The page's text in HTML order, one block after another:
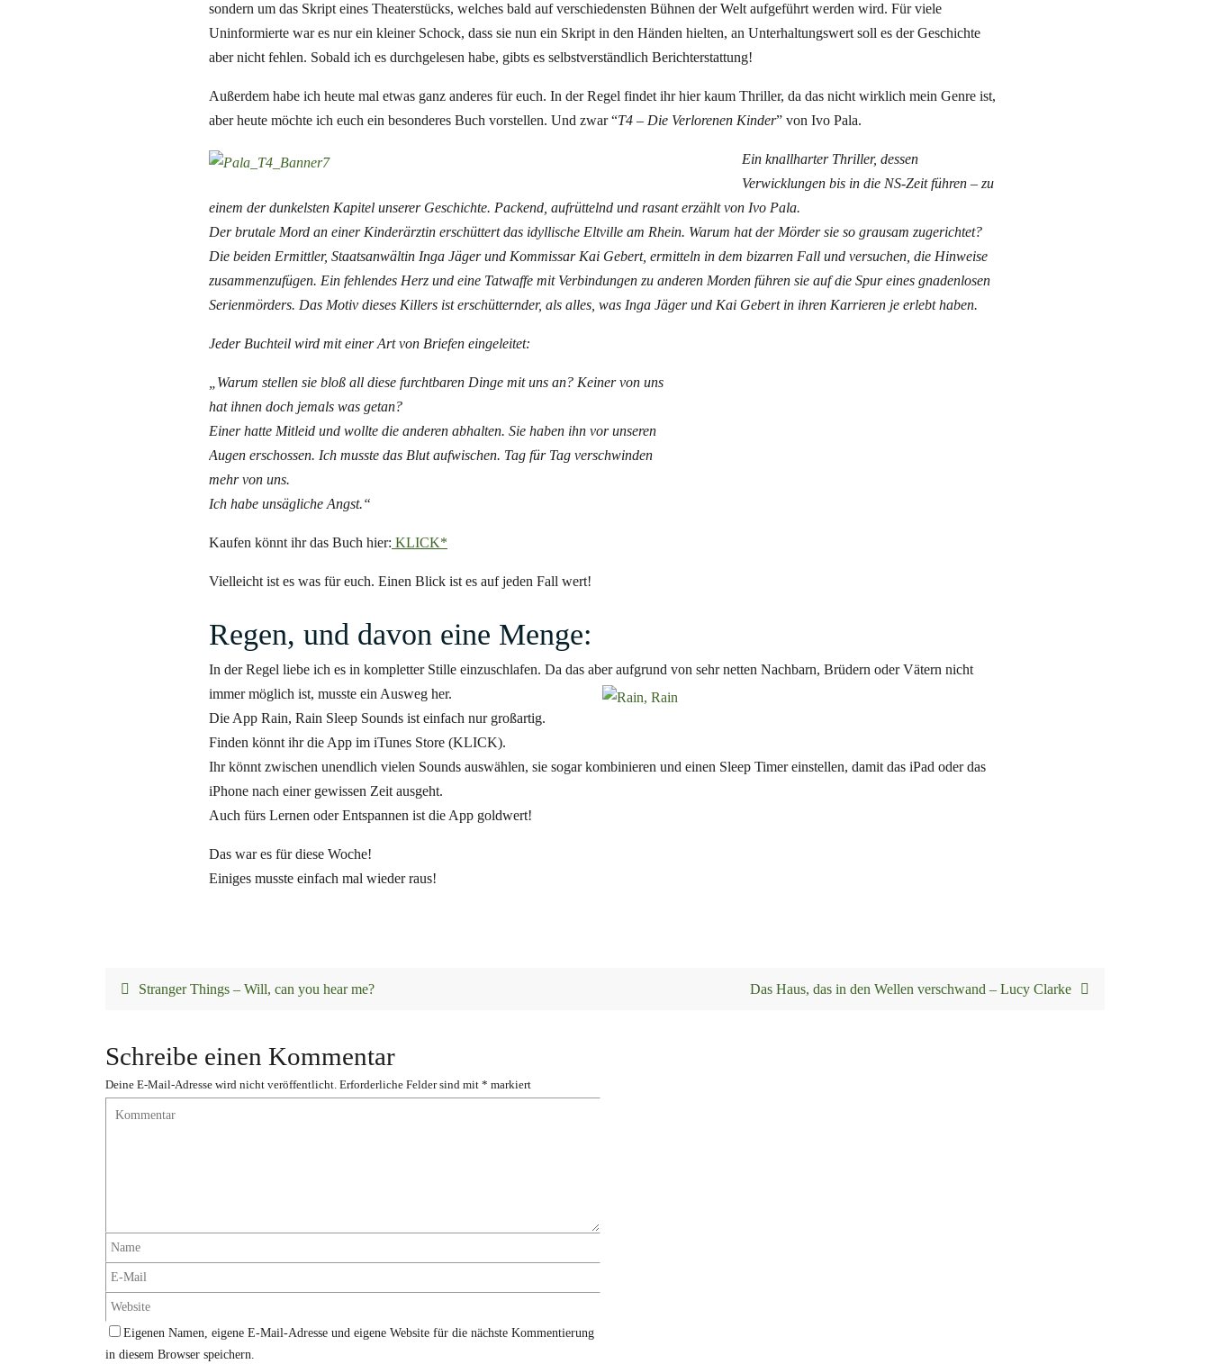
sondern um das Skript eines Theaterstücks, welches bald auf verschiedensten Bühnen der Welt aufgeführt werden wird. Für viele
Uninformierte war es nur ein kleiner Schock, dass sie nun ein Skript in den Händen hielten, an Unterhaltungswert soll es der Geschichte
aber nicht fehlen. Sobald ich es durchgelesen habe, gibts es selbstverständlich Berichterstattung!
Außerdem habe ich heute mal etwas ganz anderes für euch. In der Regel findet ihr hier kaum Thriller, da das nicht wirklich mein Genre ist,
aber heute möchte ich euch ein besonderes Buch vorstellen. Und zwar “T4 – Die Verlorenen Kinder” von Ivo Pala.
Ein knallharter Thriller, dessen
Verwicklungen bis in die NS-Zeit führen – zu
einem der dunkelsten Kapitel unserer Geschichte. Packend, aufrüttelnd und rasant erzählt von Ivo Pala.
Der brutale Mord an einer Kinderärztin erschüttert das idyllische Eltville am Rhein. Warum hat der Mörder sie so grausam zugerichtet?
Die beiden Ermittler, Staatsanwältin Inga Jäger und Kommissar Kai Gebert, ermitteln in dem bizarren Fall und versuchen, die Hinweise
zusammenzufügen. Ein fehlendes Herz und eine Tatwaffe mit Verbindungen zu anderen Morden führen sie auf die Spur eines gnadenlosen
Serienmörders. Das Motiv dieses Killers ist erschütternder, als alles, was Inga Jäger und Kai Gebertin ihren Karrieren je erlebt haben.
Jeder Buchteil wird mit einer Art von Briefen eingeleitet:
„Warum stellen sie bloß all diese furchtbaren Dinge mit uns an? Keiner von uns
hat ihnen doch jemals was getan?
Einer hatte Mitleid und wollte die anderen abhalten. Sie haben ihn vor unseren
Augen erschossen. Ich musste das Blut aufwischen. Tag für Tag verschwinden
mehr von uns.
Ich habe unsägliche Angst.“
Kaufen könnt ihr das Buch hier: KLICK*
Vielleicht ist es was für euch. Einen Blick ist es auf jeden Fall wert!
Regen, und davon eine Menge:
In der Regel liebe ich es in kompletter Stille einzuschlafen. Da das aber aufgrund von sehr netten Nachbarn, Brüdern oder Vätern nicht
immer möglich ist, musste ein Ausweg her.
Die App Rain, Rain Sleep Sounds ist einfach nur großartig.
Finden könnt ihr die App im iTunes Store (KLICK).
Ihr könnt zwischen unendlich vielen Sounds auswählen, sie sogar kombinieren und einen Sleep Timereinstellen, damit das iPad oder das
iPhone nach einer gewissen Zeit ausgeht.
Auch fürs Lernen oder Entspannen ist die App goldwert!
Das war es für diese Woche!
Einiges musste einfach mal wieder raus!
Stranger Things – Will, can you hear me? Das Haus, das in den Wellen verschwand – Lucy Clarke
Schreibe einen Kommentar
Deine E-Mail-Adresse wird nicht veröffentlicht. Erforderliche Felder sind mit * markiert
Eigenen Namen, eigene E-Mail-Adresse und eigene Website für die nächste Kommentierung
in diesem Browser speichern.